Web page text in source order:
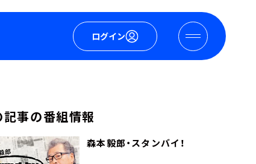
ログイン
記事の番組情報
森本毅郎・スタンバイ！